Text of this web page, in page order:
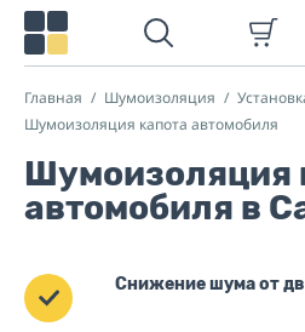
Главная Шумоизоляция
Шумоизоляция капота автомобиля
Шумоизоляция
автомобиля в
Снижение шума от